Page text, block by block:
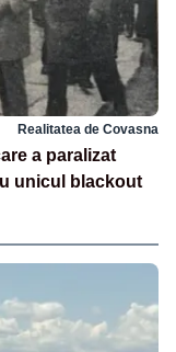
Realitatea de Covasna
a paralizat
unicul blackout